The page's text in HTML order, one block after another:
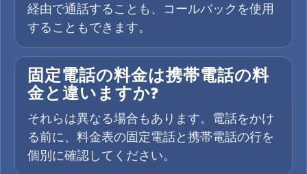
経由で通話することも、コールバックを使用
することもできます。
固定電話の料金は携帯電話の料
金と違いますか?
それらは異なる場合もあります。電話をかけ
る前に、料金表の固定電話と携帯電話の行を
個別に確認してください。